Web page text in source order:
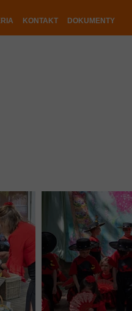
KONTAKT DOKUMENTY